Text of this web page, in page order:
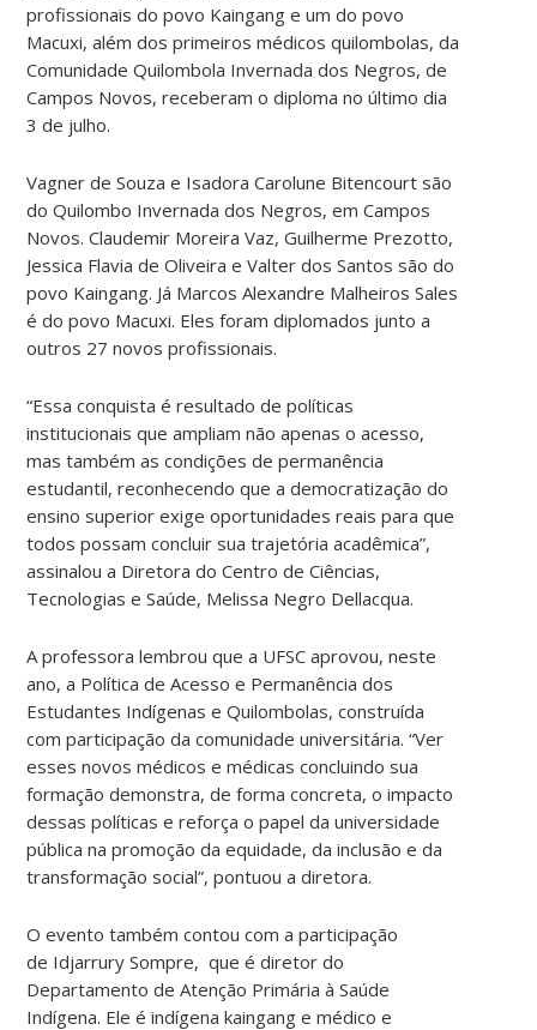
profissionais do povo Kaingang e um do povo
Macuxi, além dos primeiros médicos quilombolas, da
Comunidade Quilombola Invernada dos Negros, de
Campos Novos, receberam o diploma no último dia
3 de julho.
Vagner de Souza e Isadora Carolune Bitencourt são
do Quilombo Invernada dos Negros, em Campos
Novos. Claudemir Moreira Vaz, Guilherme Prezotto,
Jessica Flavia de Oliveira e Valter dos Santos são do
povo Kaingang. Já Marcos Alexandre Malheiros Sales
é do povo Macuxi. Eles foram diplomados junto a
outros 27 novos profissionais.
“Essa conquista é resultado de políticas
institucionais que ampliam não apenas o acesso,
mas também as condições de permanência
estudantil, reconhecendo que a democratização do
ensino superior exige oportunidades reais para que
todos possam concluir sua trajetória acadêmica”,
assinalou a Diretora do Centro de Ciências,
Tecnologias e Saúde, Melissa Negro Dellacqua.
A professora lembrou que a UFSC aprovou, neste
ano, a Política de Acesso e Permanência dos
Estudantes Indígenas e Quilombolas, construída
com participação da comunidade universitária. “Ver
esses novos médicos e médicas concluindo sua
formação demonstra, de forma concreta, o impacto
dessas políticas e reforça o papel da universidade
pública na promoção da equidade, da inclusão e da
transformação social”, pontuou a diretora.
O evento também contou com a participação
de Idjarrury Sompre, que é diretor do
Departamento de Atenção Primária à Saúde
Indígena. Ele é indígena kaingang e médico e